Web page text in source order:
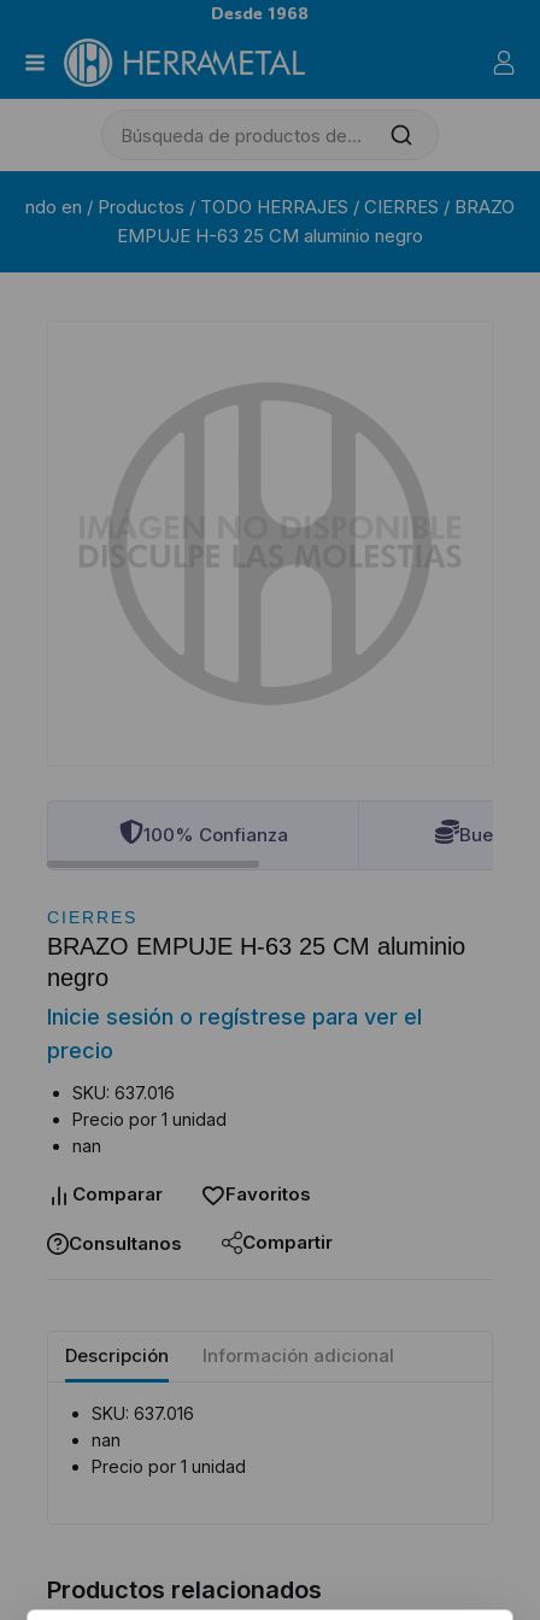
Desde 1968
ndo en / Productos / TODO HERRAJES / CIERRES / BRAZO
EMPUJE H-63 25 CM aluminio negro
100% Confianza Buenos
CIERRES
BRAZO EMPUJE H-63 25 CM aluminio
negro
Inicie sesión o regístrese para ver el
precio
SKU: 637.016
Precio por 1 unidad
nan
Comparar Favoritos
Consultanos Compartir
Descripción Información adicional
SKU: 637.016
nan
Precio por 1 unidad
Productos relacionados